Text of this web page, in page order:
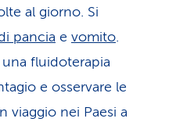
al giorno. Si
pancia e vomito.
fluidoterapia
e osservare le
viaggio nei Paesi a